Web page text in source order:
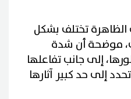
الظاهرة تختلف بشكل
موضحة أن شدة
إلى جانب تفاعلها
إلى حد كبير آثارها